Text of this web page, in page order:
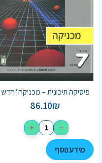
פיסיקה תיכונית – מכניקה*חדש
86.10₪
−
+
מידע נוסף